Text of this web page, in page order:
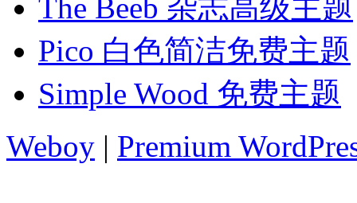
The Beeb 杂志高级主题
Pico 白色简洁免费主题
Simple Wood 免费主题
Weboy | Premium